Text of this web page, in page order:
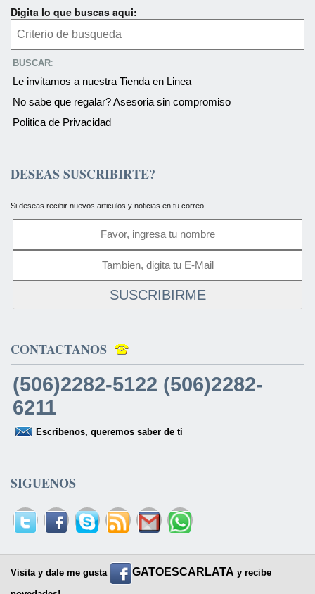
Digita lo que buscas aqui:
BUSCAR:
Le invitamos a nuestra Tienda en Linea
No sabe que regalar? Asesoria sin compromiso
Politica de Privacidad
DESEAS SUSCRIBIRTE?
Si deseas recibir nuevos articulos y noticias en tu correo
SUSCRIBIRME
CONTACTANOS
(506)2282-5122 (506)2282-
6211
Escribenos, queremos saber de ti
SIGUENOS
Visita y dale me gusta GATOESCARLATA y recibe